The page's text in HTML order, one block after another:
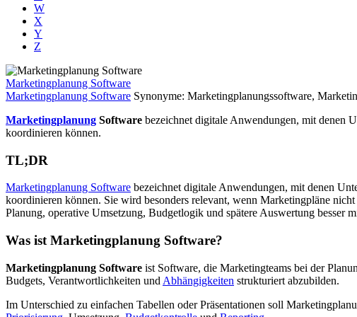
W
X
Y
Z
Marketingplanung Software
Marketingplanung Software Synonyme: Marketingplanungssoftware,
Marketingplanung Software bezeichnet digitale Anwendungen, mit denen
koordinieren können.
TL;DR
Marketingplanung Software bezeichnet digitale Anwendungen, mit denen
koordinieren können. Sie wird besonders relevant, wenn Marketingpläne
Planung, operative Umsetzung, Budgetlogik und spätere Auswertung besser
Was ist Marketingplanung Software?
Marketingplanung Software ist Software, die Marketingteams bei der
Budgets, Verantwortlichkeiten und Abhängigkeiten strukturiert abzubilden.
Im Unterschied zu einfachen Tabellen oder Präsentationen soll